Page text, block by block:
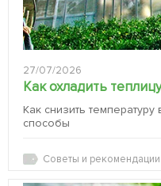
27/07/2026
Как охладить
Как снизить
способы
Советы и рекомендации